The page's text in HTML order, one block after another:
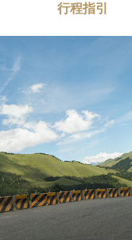
行程指引